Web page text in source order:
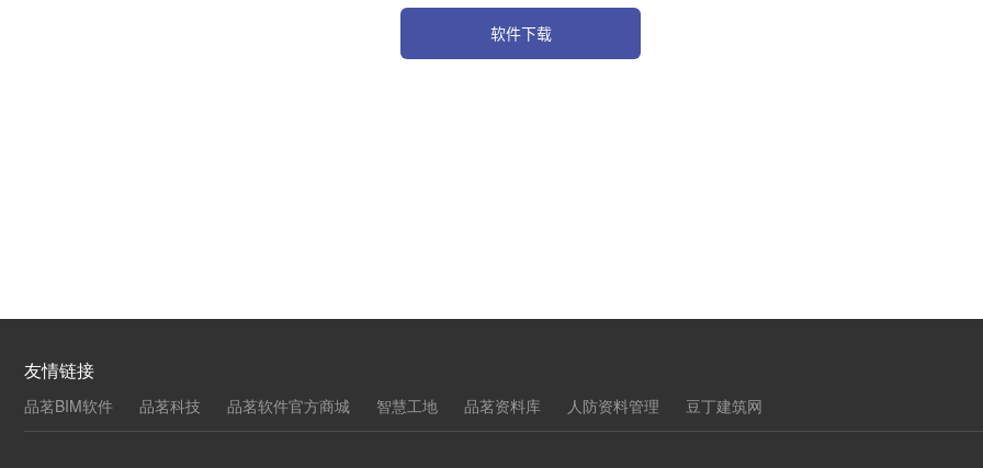
软件下载
友情链接
品茗BIM软件 品茗科技 品茗软件官方商城 智慧工地 品茗资料库 人防资料管理 豆丁建筑网